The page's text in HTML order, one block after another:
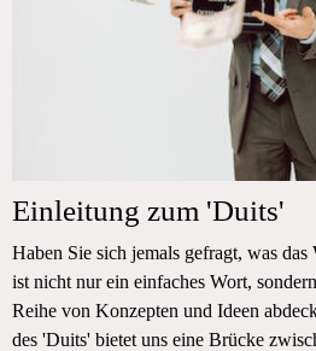
Einleitung zum 'Duits'
Haben Sie sich jemals gefragt, was
ist nicht nur ein einfaches Wort,
Reihe von Konzepten und Ideen
des 'Duits' bietet uns eine Brücke